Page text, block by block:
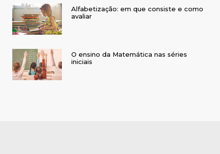
Alfabetização: em que consiste e como
avaliar
O ensino da Matemática nas séries
iniciais